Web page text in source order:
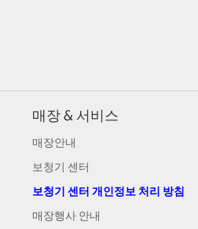
매장 & 서비스
매장안내
보청기 센터
보청기 센터 개인정보 처리 방침
매장행사 안내